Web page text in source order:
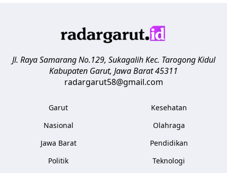
Jl. Raya Samarang No.129, Sukagalih Kec. Tarogong Kidul
Kabupaten Garut, Jawa Barat45311
radargarut58@gmail.com
Garut
Nasional
Jawa Barat
Politik
Kesehatan
Olahraga
Pendidikan
Teknologi